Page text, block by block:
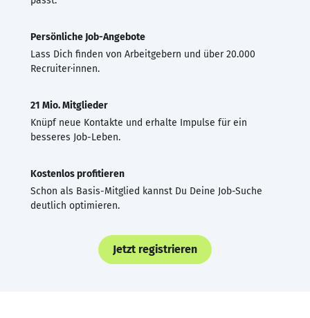
Persönliche Job-Angebote
Lass Dich finden von Arbeitgebern und über 20.000
Recruiter·innen.
21 Mio. Mitglieder
Knüpf neue Kontakte und erhalte Impulse für ein
besseres Job-Leben.
Kostenlos profitieren
Schon als Basis-Mitglied kannst Du Deine Job-Suche
deutlich optimieren.
Jetzt registrieren